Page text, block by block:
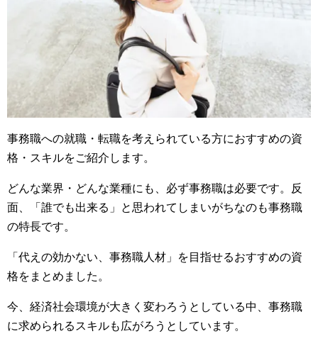
事務職への就職・転職を考えられている方におすすめの資
格・スキルをご紹介します。
どんな業界・どんな業種にも、必ず事務職は必要です。反
面、「誰でも出来る」と思われてしまいがちなのも事務職
の特長です。
「代えの効かない、事務職人材」を目指せるおすすめの資
格をまとめました。
今、経済社会環境が大きく変わろうとしている中、事務職
に求められるスキルも広がろうとしています。